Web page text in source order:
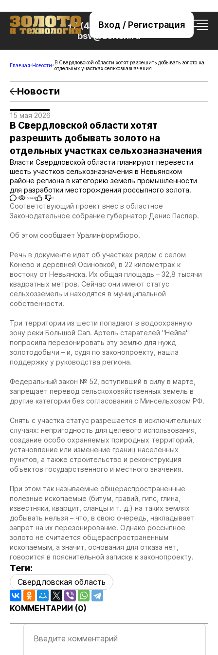
Вход / Регистрация
+7 (495) 221-76-32
bsv@zolteh.ru
Главная Новости В Свердловской области хотят разрешить добывать золото на
отдельных участках сельхозназначения
Новости
15 мая 2026
В Свердловской области хотят
разрешить добывать золото на
отдельных участках сельхозназначения
Власти Свердловской области планируют перевести
шесть участков сельхозназначения в Невьянском
районе региона в категорию земель промышленности
для разработки месторождения россыпного золота.
0 16944 3 3
Соответствующий проект внес в областное
Законодательное собрание губернатор Денис Паслер.
Об этом сообщает Уралинформбюро.
Речь в документе идет об участках рядом с селом
Конево и деревней Осиновкой, в 22 километрах к
востоку от Невьянска. Их общая площадь – 32,8 тысячи
квадратных метров. Сейчас они имеют статус
сельхозземель и находятся в муниципальной
собственности.
Три территории из шести попадают в водоохранную
зону реки Большой Сап. Артель старателей "Нейва"
попросила перезонировать эту землю для нужд
золотодобычи – и, судя по законопроекту, нашла
поддержку у руководства региона.
Федеральный закон № 52, вступивший в силу в марте,
запрещает перевод сельскохозяйственных земель в
другие категории без согласования с Минсельхозом РФ.
Снять с участка статус разрешается в исключительных
случаях: непригодность для целевого использования,
создание особо охраняемых природных территорий,
установление или изменение границ населенных
пунктов, а также строительство и реконструкция
объектов государственного и местного значения.
При этом так называемые общераспространенные
полезные ископаемые (битум, гравий, гипс, глина,
известняки, кварцит, сланцы и т. д.) на таких землях
добывать нельзя – что, в свою очередь, накладывает
запрет на их перезонирование. Однако россыпное
золото не считается общераспространенным
ископаемым, а значит, основания для отказа нет,
говорится в пояснительной записке к законопроекту.
Теги:
Свердловская область
КОММЕНТАРИИ (0)